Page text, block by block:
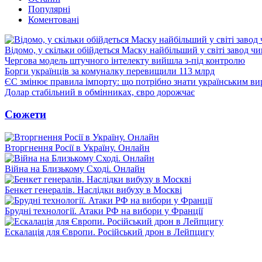
Популярні
Коментовані
Відомо, у скільки обійдеться Маску найбільший у світі завод
Чергова модель штучного інтелекту вийшла з-під контролю
Борги українців за комуналку перевищили 113 млрд
ЄС змінює правила імпорту: що потрібно знати українським
Долар стабільний в обмінниках, євро дорожчає
Сюжети
Вторгнення Росії в Україну. Онлайн
Війна на Близькому Сході. Онлайн
Бенкет генералів. Наслідки вибуху в Москві
Брудні технології. Атаки РФ на вибори у Франції
Ескалація для Європи. Російський дрон в Лейпцигу